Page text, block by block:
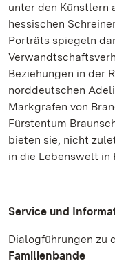
unter den Künstlern
hessischen
Porträts spiegeln
Beziehungen in der
norddeutschen
Markgrafen von
Fürstentum
bieten sie, nicht
in die Lebenswelt in
Service und
Dialogführungen zu
Familienbande